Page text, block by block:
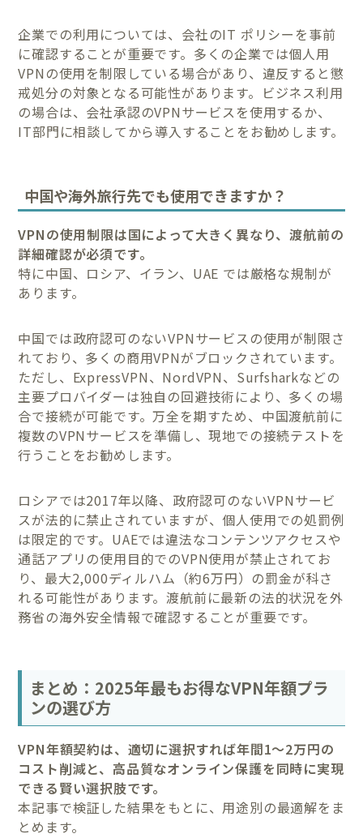
企業での利用については、会社のIT ポリシーを事前
に確認することが重要です。多くの企業では個人用
VPNの使用を制限している場合があり、違反すると懲
戒処分の対象となる可能性があります。ビジネス利用
の場合は、会社承認のVPNサービスを使用するか、
IT部門に相談してから導入することをお勧めします。
中国や海外旅行先でも使用できますか？
VPNの使用制限は国によって大きく異なり、渡航前の
詳細確認が必須です。
特に中国、ロシア、イラン、UAE では厳格な規制が
あります。
中国では政府認可のないVPNサービスの使用が制限さ
れており、多くの商用VPNがブロックされています。
ただし、ExpressVPN、NordVPN、Surfsharkなどの
主要プロバイダーは独自の回避技術により、多くの場
合で接続が可能です。万全を期すため、中国渡航前に
複数のVPNサービスを準備し、現地での接続テストを
行うことをお勧めします。
ロシアでは2017年以降、政府認可のないVPNサービ
スが法的に禁止されていますが、個人使用での処罰例
は限定的です。UAEでは違法なコンテンツアクセスや
通話アプリの使用目的でのVPN使用が禁止されてお
り、最大2,000ディルハム（約6万円）の罰金が科さ
れる可能性があります。渡航前に最新の法的状況を外
務省の海外安全情報で確認することが重要です。
まとめ：2025年最もお得なVPN年額プラ
ンの選び方
VPN年額契約は、適切に選択すれば年間1〜2万円の
コスト削減と、高品質なオンライン保護を同時に実現
できる賢い選択肢です。
本記事で検証した結果をもとに、用途別の最適解をま
とめます。